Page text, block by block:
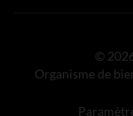
©
Organisme de